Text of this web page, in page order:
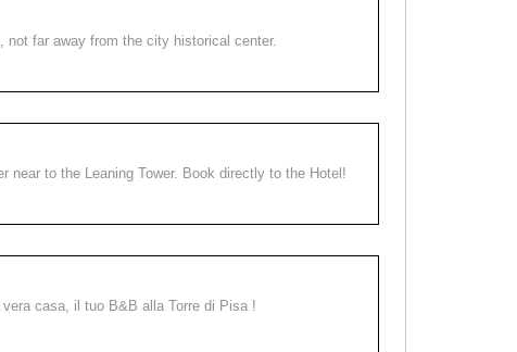
not far away from the city historical center.
near to the Leaning Tower. Book directly to the Hotel!
vera casa, il tuo B&B alla Torre di Pisa !